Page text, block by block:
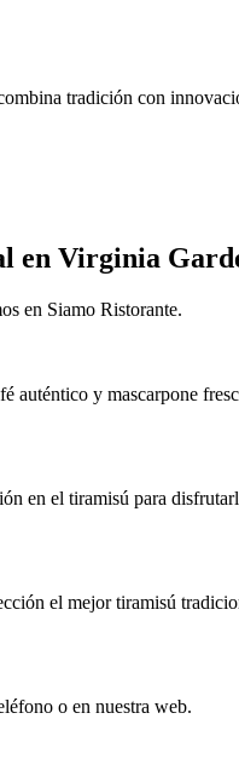
tradición con
en Virginia
en Siamo Ristorante.
auténtico y mascarpone
en el tiramisú para
el mejor tiramisú
o en nuestra web.